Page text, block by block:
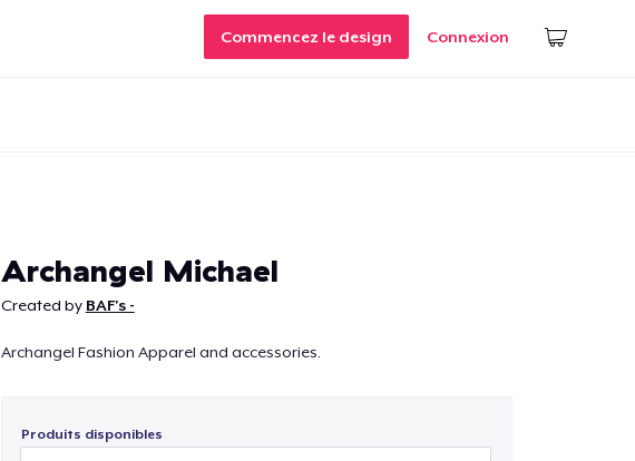
Commencez le design Connexion
Archangel Michael
Created by BAF's -
Archangel Fashion Apparel and accessories.
Produits disponibles